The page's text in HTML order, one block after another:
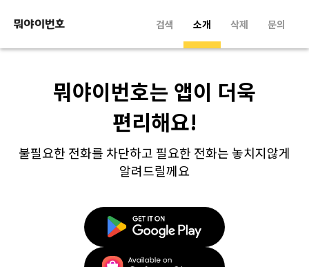
검색 소개 삭제 문의
뭐야이번호는 앱이 더욱
편리해요!
불필요한 전화를 차단하고 필요한 전화는 놓치지않게
알려드릴께요